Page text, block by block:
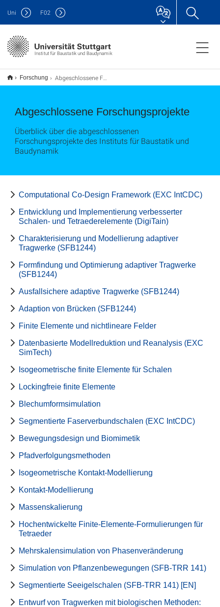
Institut für Baustatik und Baudynamik
Uni F02
Forschung Abgeschlossene Forschungsprojekte
Abgeschlossene Forschungsprojekte
Überblick über die abgeschlossenen
Forschungsprojekte des Instituts für Baustatik und
Baudynamik
Computational Co-Design Framework (EXC IntCDC)
Entwicklung und Implementierung verbesserter
Schalen- und Tetraederelemente (DigiTain)
Charakterisierung und Modellierung adaptiver
Tragwerke (SFB1244)
Formfindung und Optimierung adaptiver Tragwerke
(SFB1244)
Ausfallsichere adaptive Tragwerke (SFB1244)
Adaption von Brücken (SFB1244)
Finite Elemente und nichtlineare Felder
Datenbasierte Modellreduktion und Reanalysis (EXC
SimTech)
Isogeometrische finite Elemente für Schalen
Lockingfreie finite Elemente
Blechumformsimulation
Segmentierte Faserverbundschalen (EXC IntCDC)
Bewegungsdesign und Biomimetik
Pfadverfolgungsmethoden
Isogeometrische Kontakt-Modellierung
Kontakt-Modellierung
Massenskalierung
Hochentwickelte Finite-Elemente-Formulierungen für
Tetraeder
Mehrskalensimulation von Phasenveränderung
Simulation von Pflanzenbewegungen (SFB-TRR 141)
Segmentierte Seeigelschalen (SFB-TRR 141) [EN]
Entwurf von Tragwerken mit biologischen Methoden: